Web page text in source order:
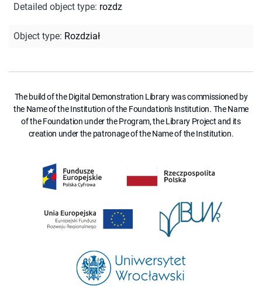
Detailed object type: rozdz
Object type: Rozdział
The build of the Digital Demonstration Library was commissioned by
the Name of the Institution of the Foundation's Institution. The Name
of the Foundation under the Program, the Library Project and its
creation under the patronage of the Name of the Institution.